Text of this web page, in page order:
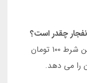
چقدر است؟
در سایت شرط بندی اکسید بت، کمترین شرط ۱۰۰ تومان